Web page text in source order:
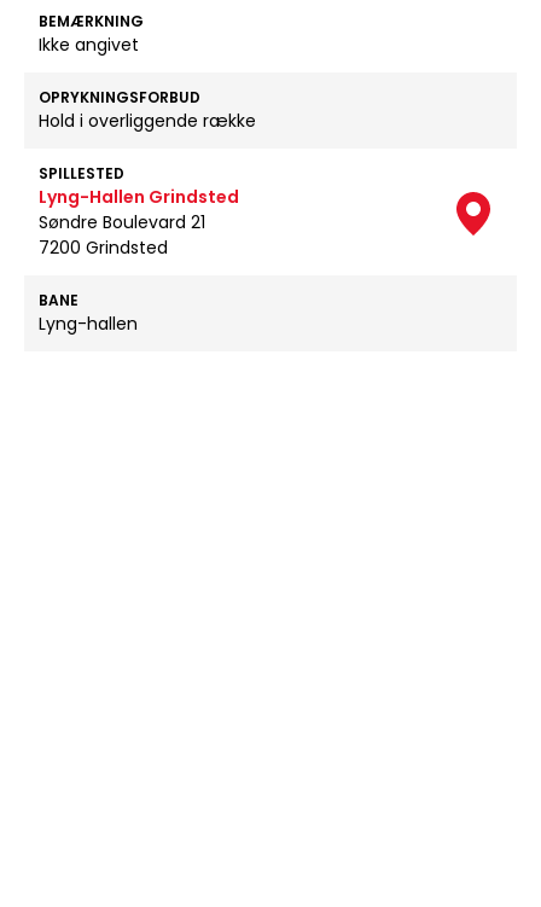
BEMÆRKNING
Ikke angivet
OPRYKNINGSFORBUD
Hold i overliggende række
SPILLESTED
Lyng-Hallen Grindsted
Søndre Boulevard 21
7200 Grindsted
BANE
Lyng-hallen